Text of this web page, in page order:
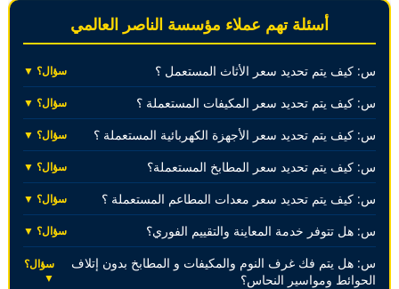
أسئلة تهم عملاء مؤسسة الناصر العالمي
س: كيف يتم تحديد سعر الأثاث المستعمل ؟ سؤال؟ ▼
س: كيف يتم تحديد سعر المكيفات المستعملة ؟ سؤال؟ ▼
س: كيف يتم تحديد سعر الأجهزة الكهربائية المستعملة ؟ سؤال؟ ▼
س: كيف يتم تحديد سعر المطابخ المستعملة؟ سؤال؟ ▼
س: كيف يتم تحديد سعر معدات المطاعم المستعملة ؟ سؤال؟ ▼
س: هل تتوفر خدمة المعاينة والتقييم الفوري؟ سؤال؟ ▼
س: هل يتم فك غرف النوم والمكيفات و المطابخ بدون إتلاف
الحوائط ومواسير النحاس؟
سؤال؟
▼